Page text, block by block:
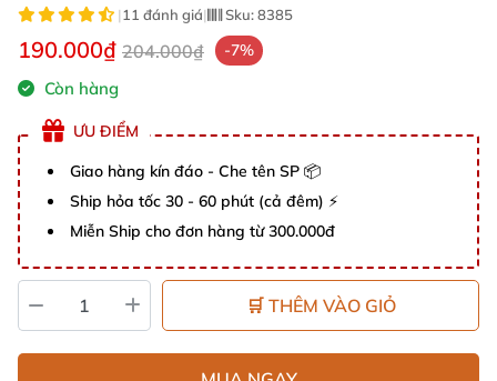
|11 đánh giá| Sku:8385
190.000₫ 204.000₫ -7%
Còn hàng
ƯU ĐIỂM
Giao hàng kín đáo - Che tên SP 📦
Ship hỏa tốc 30 - 60 phút (cả đêm) ⚡
Miễn Ship cho đơn hàng từ 300.000đ
🛒 THÊM VÀO GIỎ